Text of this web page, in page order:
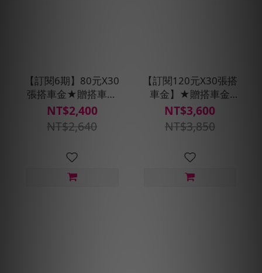
【訂閱6期】80元X30
張搭車金★贈搭車金
240元(每30天自動扣
款)
NT$2,400
NT$2,640
【訂閱120元X30張搭
車金】★贈搭車金
250元(每30天自動扣
款)
NT$3,600
NT$3,850